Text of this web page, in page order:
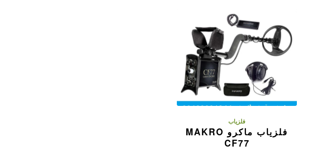
فلزیاب
فلزیاب ماکرو MAKRO
CF77